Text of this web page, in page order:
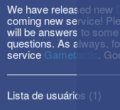
We have released new
coming new service!
will be answers to
questions. As always,
service Gametactic.
Lista de usuários (1)